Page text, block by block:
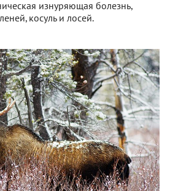
изнуряющая болезнь,
косуль и лосей.